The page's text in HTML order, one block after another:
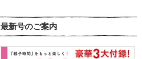
最新号のご案内